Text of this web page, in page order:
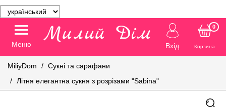
Меню Вхід Корзина
0
MiliyDom
Сукні та сарафани
Літня елегантна сукня з розрізами "Sabina"